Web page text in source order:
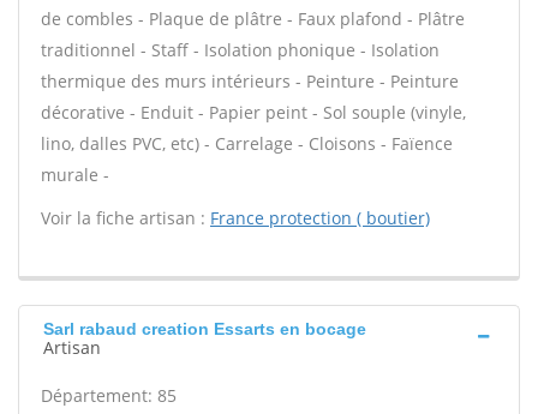
de combles - Plaque de plâtre - Faux plafond - Plâtre
traditionnel - Staff - Isolation phonique - Isolation
thermique des murs intérieurs - Peinture - Peinture
décorative - Enduit - Papier peint - Sol souple (vinyle,
lino, dalles PVC, etc) - Carrelage - Cloisons - Faïence
murale -
Voir la fiche artisan : France protection ( boutier)
Sarl rabaud creation Essarts en bocage
Artisan
Département: 85